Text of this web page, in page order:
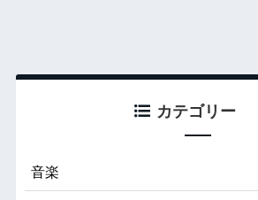
カテゴリー
音楽